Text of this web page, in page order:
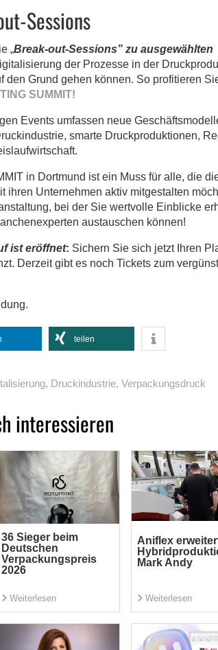
Sessions
„Break-out-Sessions” zu ausgewählten
der Prozesse in der
den Grund gehen können. So profitieren
SUMMIT!
Events umfassen neue
smarte Druckproduktionen,
in Dortmund ist ein Muss für alle, die
ihren Unternehmen aktiv mitgestalten
bei der Sie wertvolle Einblicke
austauschen können!
ist eröffnet: Sichern Sie sich jetzt Ihren
Derzeit gibt es noch Tickets zum
teilen
, Druckindustrie, Verpackungsdruck
interessieren
36 Sieger beim
Deutschen
Verpackungspreis
2026
Weiterlesen
Aniflex
Mark Andy
Weiterlesen